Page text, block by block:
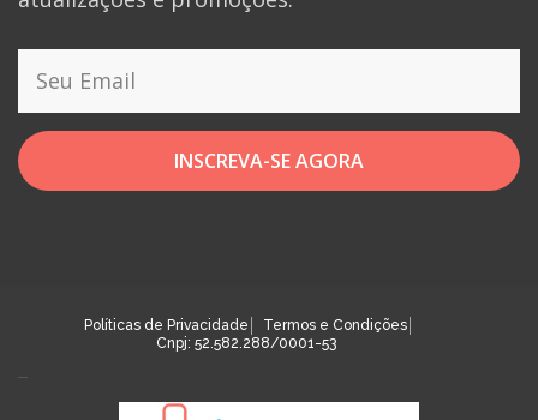
INSCREVA-SE AGORA
Políticas de Privacidade
Termos e Condições
Cnpj: 52.582.288/0001-53